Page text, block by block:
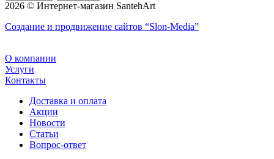
2026 © Интернет-магазин SantehArt
Создание и продвижение сайтов “Slon-Media”
О компании
Услуги
Контакты
Доставка и оплата
Акции
Новости
Статьи
Вопрос-ответ